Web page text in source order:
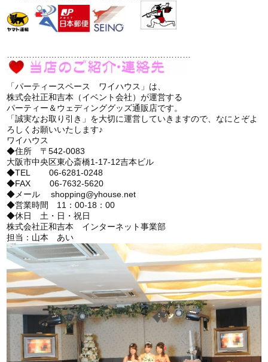
「パーティースペース ワイハウス」は、
株式会社正和吉本（イベント会社）が運営する
パーティー＆ウェディンググッズ通販店です。
「誠実なお取り引き」を大切に運営していきますので、なにとぞよ
ろしくお願いいたします♪
ワイハウス
◆住所 〒542-0083
大阪市中央区東心斎橋1-17-12吉本ビル
◆TEL 06-6281-0248
◆FAX 06-7632-5620
◆メール shopping@yhouse.net
◆営業時間 11：00-18：00
◆休日 土・日・祝日
株式会社正和吉本 インターネット事業部
担当：山本 あい